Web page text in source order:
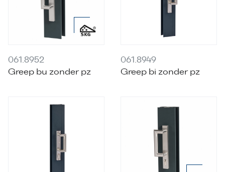
061.8952
Greep bu zonder pz
061.8949
Greep bi zonder pz